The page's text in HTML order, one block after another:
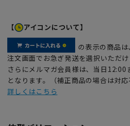
【 アイコンについて】
の表示の商品は
注文画面でお急ぎ発送を選択いただけ
さらにメルマガ会員様は、当日12:00
となります。（補正商品の場合は対応
詳しくはこちら